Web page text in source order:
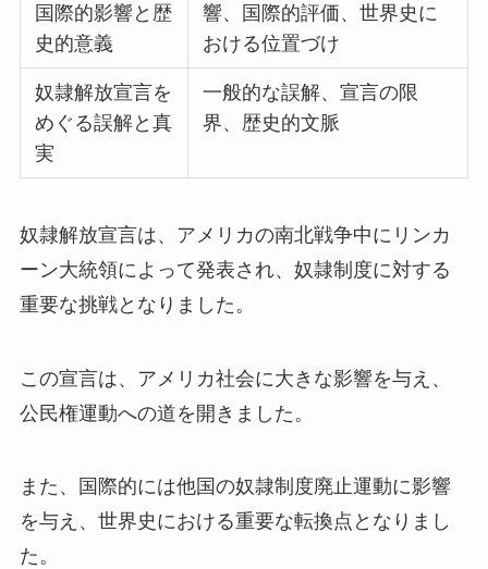
国際的影響と歴
史的意義
響、国際的評価、世界史に
おける位置づけ
奴隷解放宣言を
めぐる誤解と真
実
一般的な誤解、宣言の限
界、歴史的文脈
奴隷解放宣言は、アメリカの南北戦争中にリンカ
ーン大統領によって発表され、奴隷制度に対する
重要な挑戦となりました。
この宣言は、アメリカ社会に大きな影響を与え、
公民権運動への道を開きました。
また、国際的には他国の奴隷制度廃止運動に影響
を与え、世界史における重要な転換点となりまし
た。